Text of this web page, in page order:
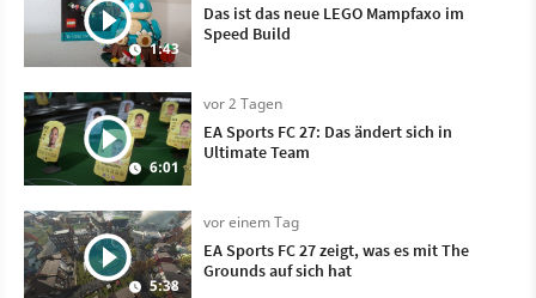
1:43
Das ist das neue LEGO Mampfaxo im
Speed Build
6:01
vor 2 Tagen
EA Sports FC 27: Das ändert sich in
Ultimate Team
5:38
vor einem Tag
EA Sports FC 27 zeigt, was es mit The
Grounds auf sich hat